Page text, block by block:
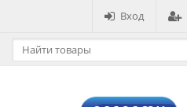
Вход